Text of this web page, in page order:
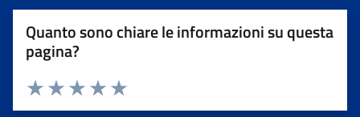
Quanto sono chiare le informazioni su questa
pagina?
Valuta da 1 a 5 stelle la pagina
Valuta 5 stelle su 5
Valuta 4 stelle su 5
Valuta 3 stelle su 5
Valuta 2 stelle su 5
Valuta 1 stelle su 5